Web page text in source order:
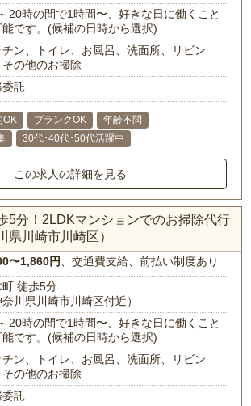
20時の間で1時間〜、好きな日に働くこと
能です。(候補の日時から選択)
チン、トイレ、お風呂、洗面所、リビン
その他のお掃除
委託
OK ブランクOK
年齢不問
30代･40代･50代活躍中
この求人の詳細を見る
5分！2LDKマンションでのお掃除代行
県川崎市川崎区）
〜1,860円、交通費支給、前払い制度あり
町 徒歩5分
奈川県川崎市川崎区付近）
20時の間で1時間〜、好きな日に働くこと
能です。(候補の日時から選択)
チン、トイレ、お風呂、洗面所、リビン
その他のお掃除
委託